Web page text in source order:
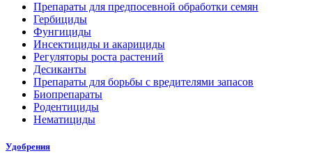
Препараты для предпосевной обработки семян
Гербициды
Фунгициды
Инсектициды и акарициды
Регуляторы роста растений
Десиканты
Препараты для борьбы с вредителями запасов
Биопрепараты
Родентициды
Нематициды
Удобрения